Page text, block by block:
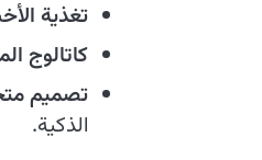
تغذية
كاتالوج
تصميم
الذكية.